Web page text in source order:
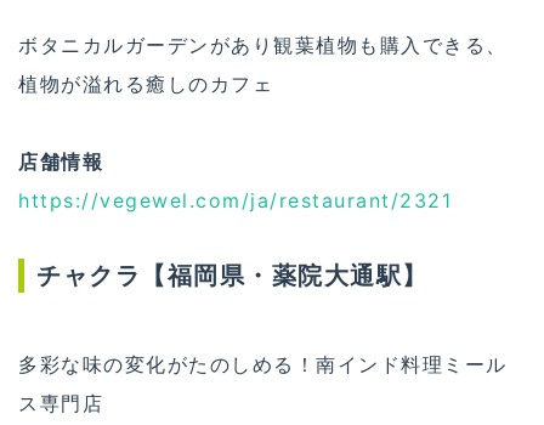
ボタニカルガーデンがあり観葉植物も購入できる、
植物が溢れる癒しのカフェ
店舗情報
https://vegewel.com/ja/restaurant/2321
チャクラ【福岡県・薬院大通駅】
多彩な味の変化がたのしめる！南インド料理ミール
ス専門店